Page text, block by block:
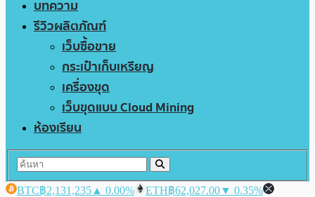
บทความ
รีวิวผลิตภัณฑ์
เว็บซื้อขาย
กระเป๋าเก็บเหรียญ
เครื่องขุด
เว็บขุดแบบ Cloud Mining
ห้องเรียน
BTC฿2,131,235 ▲ 0.00% ETH฿62,027.00▼ 0.35%